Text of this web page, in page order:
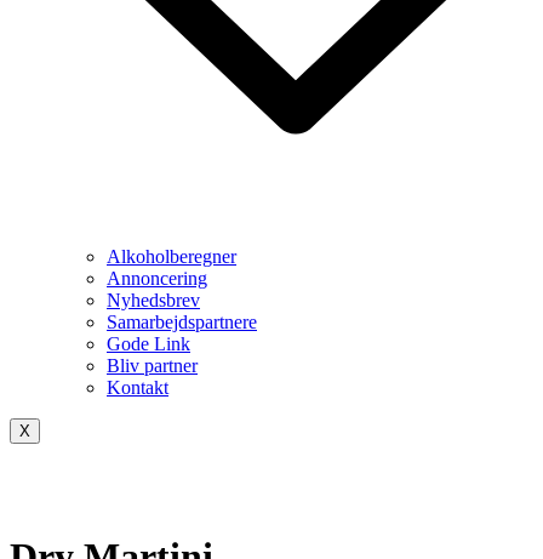
Alkoholberegner
Annoncering
Nyhedsbrev
Samarbejdspartnere
Gode Link
Bliv partner
Kontakt
X